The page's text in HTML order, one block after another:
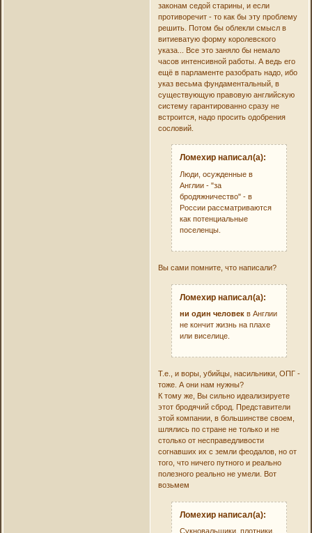
законам седой старины, и если
противоречит - то как бы эту проблему
решить. Потом бы облекли смысл в
витиеватую форму королевского
указа... Все это заняло бы немало
часов интенсивной работы. А ведь его
ещё в парламенте разобрать надо, ибо
указ весьма фундаментальный, в
существующую правовую английскую
систему гарантированно сразу не
встроится, надо просить одобрения
сословий.
Ломехир написал(а):
Люди, осужденные в
Англии - "за
бродяжничество" - в
России рассматриваются
как потенциальные
поселенцы.
Вы сами помните, что написали?
Ломехир написал(а):
ни один человек в Англии
не кончит жизнь на плахе
или виселице.
Т.е., и воры, убийцы, насильники, ОПГ -
тоже. А они нам нужны?
К тому же, Вы сильно идеализируете
этот бродячий сброд. Представители
этой компании, в большинстве своем,
шлялись по стране не только и не
столько от несправедливости
согнавших их с земли феодалов, но от
того, что ничего путного и реально
полезного реально не умели. Вот
возьмем
Ломехир написал(а):
Сукновальщики, плотники,